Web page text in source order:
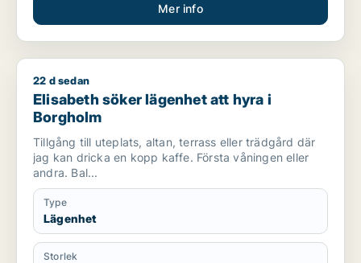
Mer info
Elisabeth söker lägenhet att hyra i Borgholm
22 d sedan
Elisabeth söker lägenhet att hyra i
Borgholm
Tillgång till uteplats, altan, terrass eller trädgård där
jag kan dricka en kopp kaffe. Första våningen eller
andra. Bal...
Type
Lägenhet
Storlek